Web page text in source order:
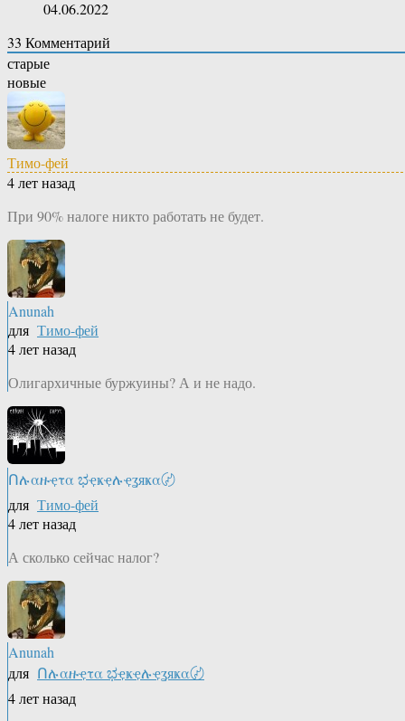
04.06.2022
33 Комментарий
старые
новые
Тимо-фей
4 лет назад
При 90% налоге никто работать не будет.
Anunah
для Тимо-фей
4 лет назад
Олигархичные буржуины? А и не надо.
Ոሉαዙҿτα ಭҿҝҿሉҿʓяҝα〄
для Тимо-фей
4 лет назад
А сколько сейчас налог?
Anunah
для Ոሉαዙҿτα ಭҿҝҿሉҿʓяҝα〄
4 лет назад